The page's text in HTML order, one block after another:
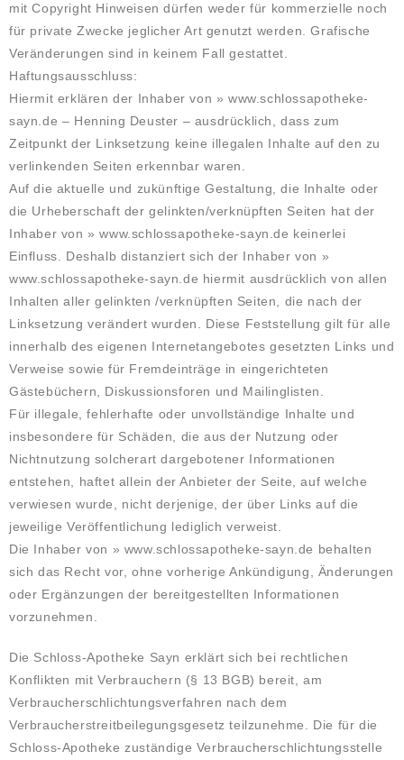
mit Copyright Hinweisen dürfen weder für kommerzielle noch
für private Zwecke jeglicher Art genutzt werden. Grafische
Veränderungen sind in keinem Fall gestattet.
Haftungsausschluss:
Hiermit erklären der Inhaber von » www.schlossapotheke-
sayn.de – Henning Deuster – ausdrücklich, dass zum
Zeitpunkt der Linksetzung keine illegalen Inhalte auf den zu
verlinkenden Seiten erkennbar waren.
Auf die aktuelle und zukünftige Gestaltung, die Inhalte oder
die Urheberschaft der gelinkten/verknüpften Seiten hat der
Inhaber von » www.schlossapotheke-sayn.de keinerlei
Einfluss. Deshalb distanziert sich der Inhaber von »
www.schlossapotheke-sayn.de hiermit ausdrücklich von allen
Inhalten aller gelinkten /verknüpften Seiten, die nach der
Linksetzung verändert wurden. Diese Feststellung gilt für alle
innerhalb des eigenen Internetangebotes gesetzten Links und
Verweise sowie für Fremdeinträge in eingerichteten
Gästebüchern, Diskussionsforen und Mailinglisten.
Für illegale, fehlerhafte oder unvollständige Inhalte und
insbesondere für Schäden, die aus der Nutzung oder
Nichtnutzung solcherart dargebotener Informationen
entstehen, haftet allein der Anbieter der Seite, auf welche
verwiesen wurde, nicht derjenige, der über Links auf die
jeweilige Veröffentlichung lediglich verweist.
Die Inhaber von » www.schlossapotheke-sayn.de behalten
sich das Recht vor, ohne vorherige Ankündigung, Änderungen
oder Ergänzungen der bereitgestellten Informationen
vorzunehmen.
Die Schloss-Apotheke Sayn erklärt sich bei rechtlichen
Konflikten mit Verbrauchern (§ 13 BGB) bereit, am
Verbraucherschlichtungsverfahren nach dem
Verbraucherstreitbeilegungsgesetz teilzunehme. Die für die
Schloss-Apotheke zuständige Verbraucherschlichtungsstelle